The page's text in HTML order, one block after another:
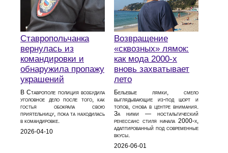
Ставропольчанка
вернулась из
командировки и
обнаружила пропажу
украшений
В Ставрополе полиция возбудила
уголовное дело после того, как
гостья обокрала свою
приятельницу, пока та находилась
в командировке.
2026-04-10
Возвращение
«сквозных» лямок:
как мода 2000‑х
вновь захватывает
лето
Бельевые лямки, смело
выглядывающие из‑под шорт и
топов, снова в центре внимания.
За ними — ностальгический
ренессанс стиля начала 2000‑х,
адаптированный под современные
вкусы.
2026-06-01